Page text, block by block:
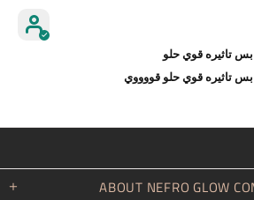
تاثيره قوي حلو
تاثيره قوي حلو قووووي
ABOUT NEFRO GLOW